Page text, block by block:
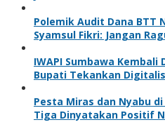
Polemik Audit Dana BTT
Syamsul Fikri: Jangan
IWAPI Sumbawa
Bupati Tekankan
Pesta Miras dan Nyabu
Tiga Dinyatakan Positif